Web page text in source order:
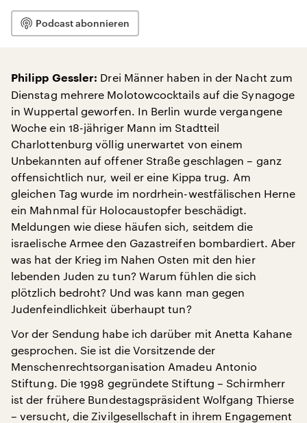
Podcast abonnieren
Philipp Gessler: Drei Männer haben in der Nacht zum
Dienstag mehrere Molotowcocktails auf die Synagoge
in Wuppertal geworfen. In Berlin wurde vergangene
Woche ein 18-jähriger Mann im Stadtteil
Charlottenburg völlig unerwartet von einem
Unbekannten auf offener Straße geschlagen – ganz
offensichtlich nur, weil er eine Kippa trug. Am
gleichen Tag wurde im nordrhein-westfälischen Herne
ein Mahnmal für Holocaustopfer beschädigt.
Meldungen wie diese häufen sich, seitdem die
israelische Armee den Gazastreifen bombardiert. Aber
was hat der Krieg im Nahen Osten mit den hier
lebenden Juden zu tun? Warum fühlen die sich
plötzlich bedroht? Und was kann man gegen
Judenfeindlichkeit überhaupt tun?
Vor der Sendung habe ich darüber mit Anetta Kahane
gesprochen. Sie ist die Vorsitzende der
Menschenrechtsorganisation Amadeu Antonio
Stiftung. Die 1998 gegründete Stiftung – Schirmherr
ist der frühere Bundestagspräsident Wolfgang Thierse
– versucht, die Zivilgesellschaft in ihrem Engagement